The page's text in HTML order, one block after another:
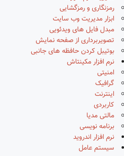
رمزنگاری و رمزگشایی
ابزار مدیریت وب سایت
مبدل فایل های ویدئویی
تصویربرداری از صفحه نمایش
بوتیبل کردن حافظه های جانبی
نرم افزار مکینتاش
امنیتی
گرافیک
اینترنت
کاربردی
مالتی مدیا
برنامه نویسی
نرم افزار اندروید
سیستم عامل